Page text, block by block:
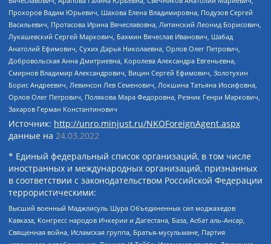
Прохоров Вадим Юрьевич, Шахова Елена Владимировна, Подузов Сергей
Васильевич, Протасова Ирина Вячеславовна, Литинский Леонид Борисович,
Лукашевский Сергей Маркович, Бахмин Вячеслав Иванович, Шабад
Анатолий Ефимович, Сухих Дарья Николаевна, Орлов Олег Петрович,
Добровольская Анна Дмитриевна, Королева Александра Евгеньевна,
Смирнов Владимир Александрович, Вицин Сергей Ефимович, Золотухин
Борис Андреевич, Левинсон Лев Семенович, Локшина Татьяна Иосифовна,
Орлов Олег Петрович, Полякова Мара Федоровна, Резник Генри Маркович,
Захаров Герман Константинович
Источник: http://unro.minjust.ru/NKOForeignAgent.aspx
данные на 24.03.2022
* Единый федеральный список организаций, в том числе
иностранных и международных организаций, признанных
в соответствии с законодательством Российской Федерации
террористическими:
Высший военный Маджлисуль Шура Объединенных сил моджахедов
Кавказа, Конгресс народов Ичкерии и Дагестана, База, Асбат аль-Ансар,
Священная война, Исламская группа, Братья-мусульмане, Партия